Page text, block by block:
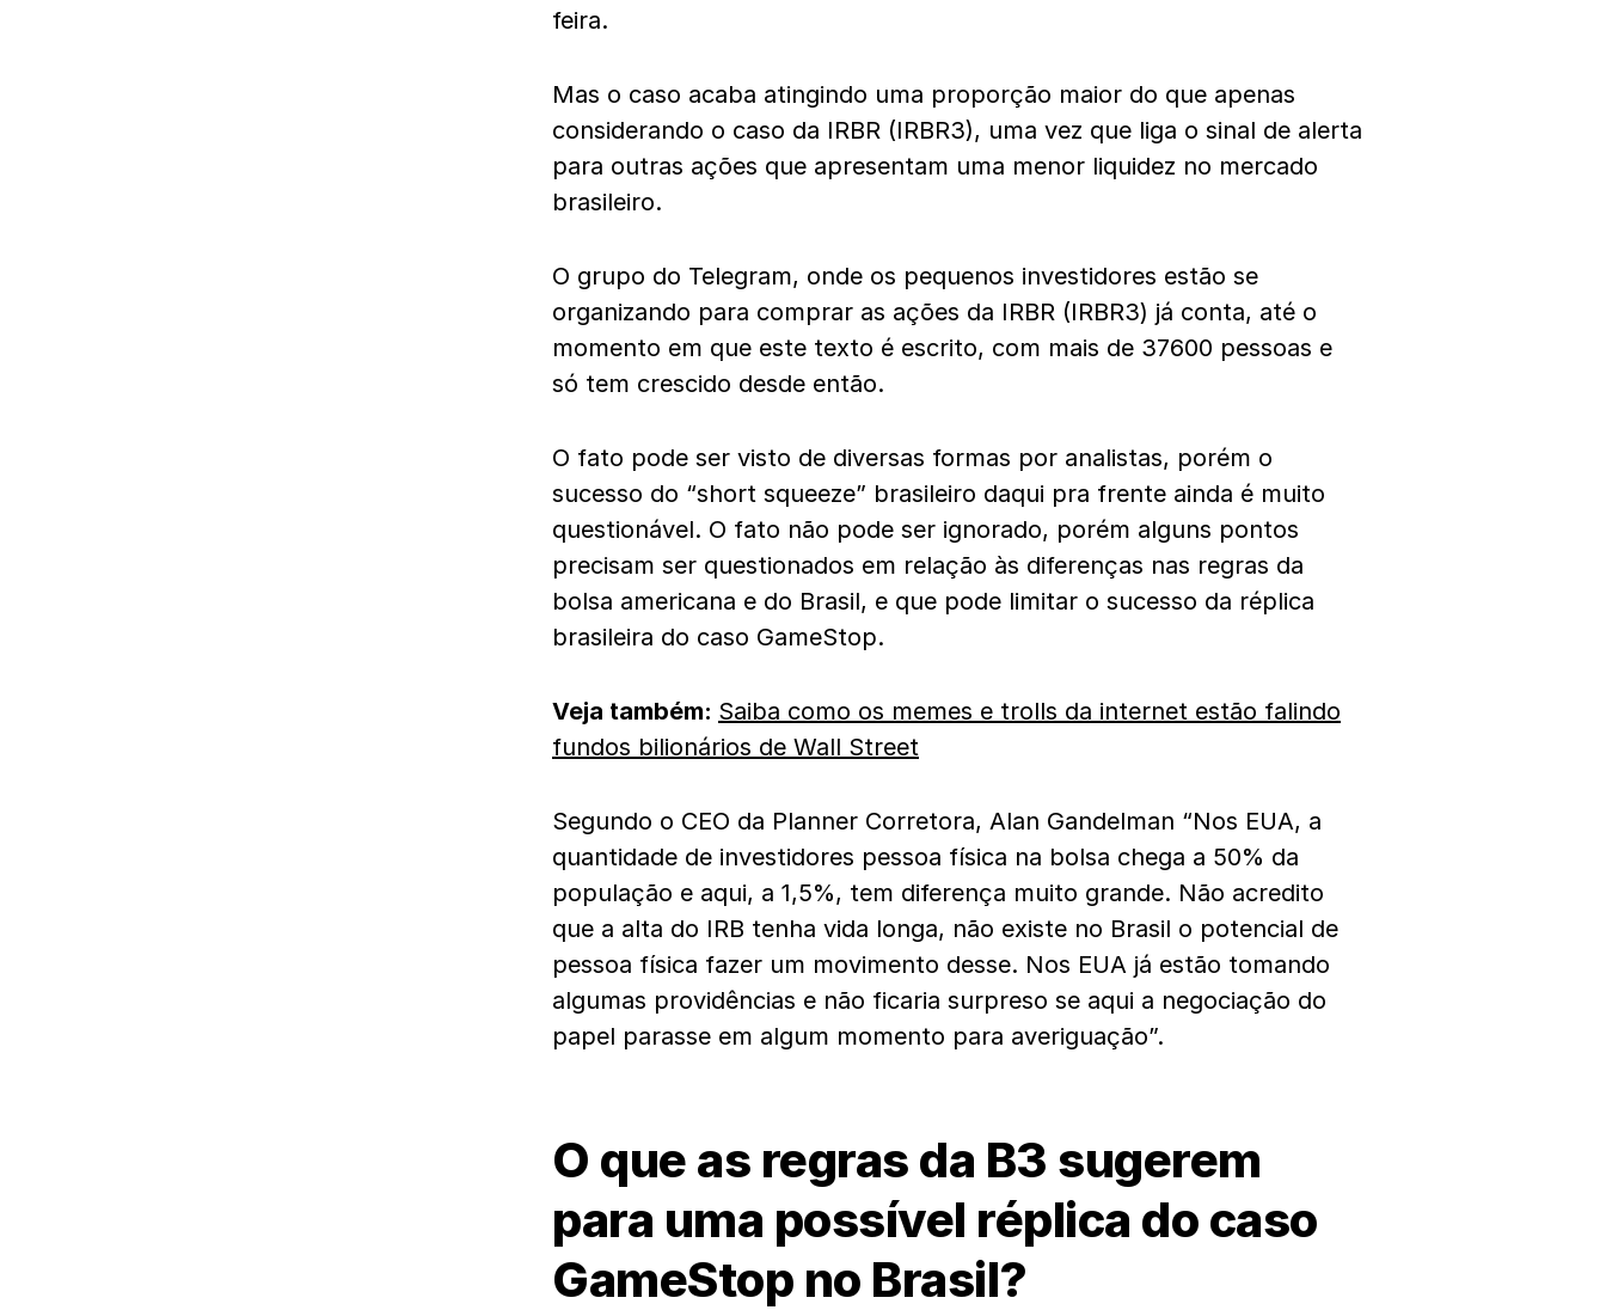
feira.
Mas o caso acaba atingindo uma proporção maior do que apenas
considerando o caso da IRBR (IRBR3), uma vez que liga o sinal de alerta
para outras ações que apresentam uma menor liquidez no mercado
brasileiro.
O grupo do Telegram, onde os pequenos investidores estão se
organizando para comprar as ações da IRBR (IRBR3) já conta, até o
momento em que este texto é escrito, com mais de 37600 pessoas e
só tem crescido desde então.
O fato pode ser visto de diversas formas por analistas, porém o
sucesso do “short squeeze” brasileiro daqui pra frente ainda é muito
questionável. O fato não pode ser ignorado, porém alguns pontos
precisam ser questionados em relação às diferenças nas regras da
bolsa americana e do Brasil, e que pode limitar o sucesso da réplica
brasileira do caso GameStop.
Veja também: Saiba como os memes e trolls da internet estão falindo
fundos bilionários de Wall Street
Segundo o CEO da Planner Corretora, Alan Gandelman “Nos EUA, a
quantidade de investidores pessoa física na bolsa chega a 50% da
população e aqui, a 1,5%, tem diferença muito grande. Não acredito
que a alta do IRB tenha vida longa, não existe no Brasil o potencial de
pessoa física fazer um movimento desse. Nos EUA já estão tomando
algumas providências e não ficaria surpreso se aqui a negociação do
papel parasse em algum momento para averiguação”.
O que as regras da B3 sugerem
para uma possível réplica do caso
GameStop no Brasil?